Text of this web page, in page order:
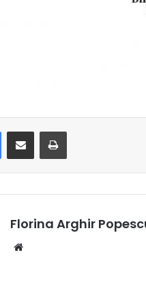
FacebookDistribuie prin e-mail Imprimare
Florina Arghir